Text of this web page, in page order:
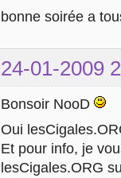
bonne soirée a
24-01-2009
Bonsoir NooD
Oui
Et pour info, je
lesCigales.ORG